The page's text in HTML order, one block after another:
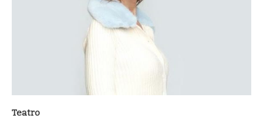
LLEGA AL AUDITORIUM «MARGARITA XIRGU.